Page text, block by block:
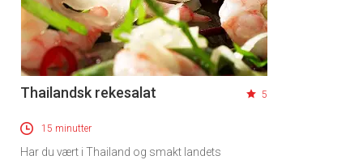
Thailandsk rekesalat 5
15 minutter
Har du vært i Thailand og smakt landets